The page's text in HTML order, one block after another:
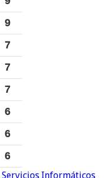
Servicios Informáticos